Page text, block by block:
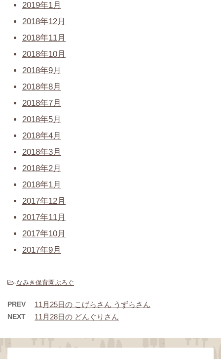
2019年1月
2018年12月
2018年11月
2018年10月
2018年9月
2018年8月
2018年7月
2018年5月
2018年4月
2018年3月
2018年2月
2018年1月
2017年12月
2017年11月
2017年10月
2017年9月
-なみき保育園ぶろぐ
PREV 11月25日の こげらさん うずらさん
NEXT 11月28日の どんぐりさん